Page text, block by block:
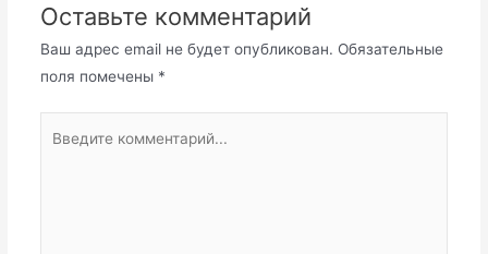
Оставьте комментарий
Ваш адрес email не будет опубликован. Обязательные
поля помечены *
комментарий...